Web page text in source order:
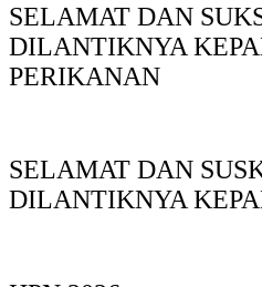
SELAMAT DAN
DILANTIKNYA
PERIKANAN
SELAMAT DAN
DILANTIKNYA